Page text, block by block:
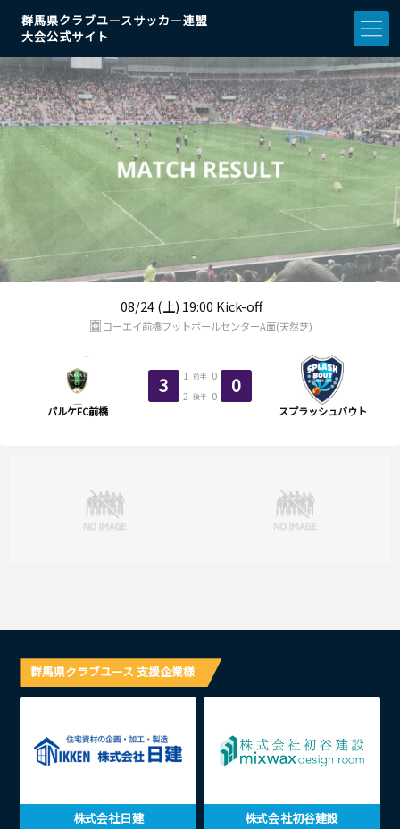
群馬県クラブユースサッカー連盟
大会公式サイト
08/24 (土) 19:00 Kick-off
パルケFC前橋
3 1 前半
0
2 後半 0 0
スプラッシュバウト
コーエイ前橋フットボールセンターA面(天然芝)
群馬県クラブユース 支援企業様
株式会社日建 株式会社初谷建設